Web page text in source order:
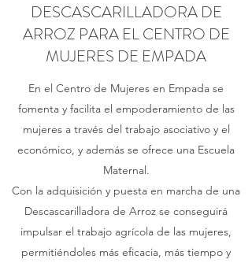
DESCASCARILLADORA DE
ARROZ PARA EL CENTRO DE
MUJERES DE EMPADA
En el Centro de Mujeres en Empada se
fomenta y facilita el empoderamiento de las
mujeres a través del trabajo asociativo y el
económico, y además se ofrece una Escuela
Maternal.
Con la adquisición y puesta en marcha de una
Descascarilladora de Arroz se conseguirá
impulsar el trabajo agrícola de las mujeres,
permitiéndoles más eficacia, más tiempo y